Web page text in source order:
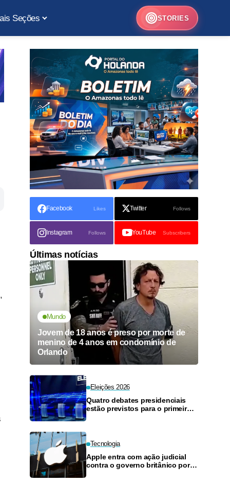
Seções STORIES
Facebook Likes Twitter Follows
Instagram Follows YouTube Subscribers
Últimas notícias
Mundo
Jovem de 18 anos é preso por morte de
menino de 4 anos em condomínio de
Orlando
Eleições 2026
Quatro debates presidenciais
estão previstos para o primeiro
Tecnologia
Apple entra com ação judicial
contra o governo britânico por